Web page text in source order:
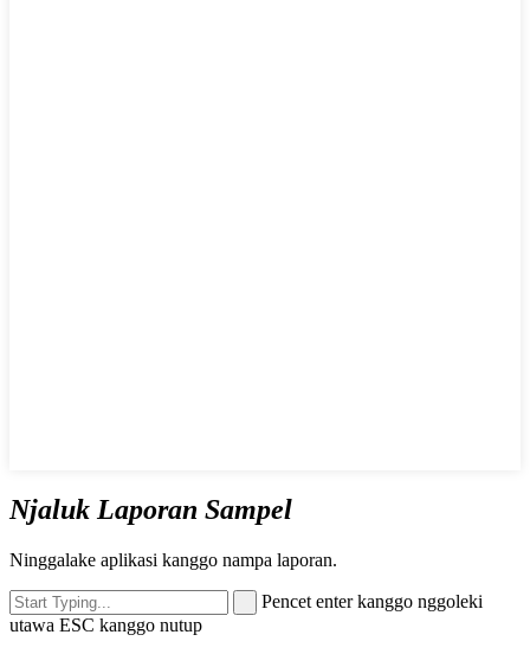
Njaluk Laporan Sampel
Ninggalake aplikasi kanggo nampa laporan.
Pencet enter kanggo nggoleki
utawa ESC kanggo nutup